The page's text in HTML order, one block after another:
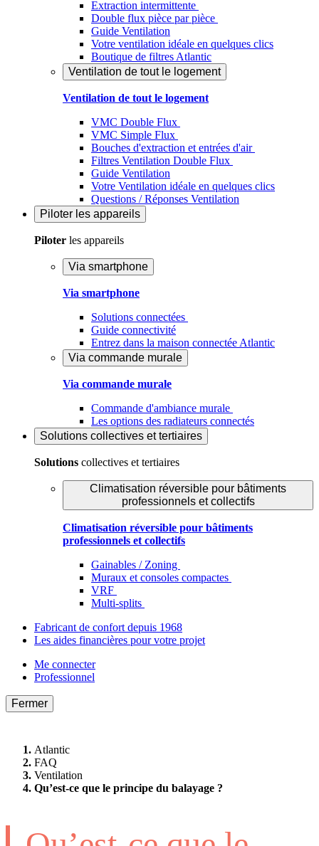
Extraction intermittente
Double flux pièce par pièce
Guide Ventilation
Votre ventilation idéale en quelques clics
Boutique de filtres Atlantic
Ventilation de tout le logement
Ventilation de tout le logement
VMC Double Flux
VMC Simple Flux
Bouches d'extraction et entrées d'air
Filtres Ventilation Double Flux
Guide Ventilation
Votre Ventilation idéale en quelques clics
Questions / Réponses Ventilation
Piloter les appareils
Piloter les appareils
Via smartphone
Via smartphone
Solutions connectées
Guide connectivité
Entrez dans la maison connectée Atlantic
Via commande murale
Via commande murale
Commande d'ambiance murale
Les options des radiateurs connectés
Solutions collectives et tertiaires
Solutions collectives et tertiaires
Climatisation réversible pour bâtiments
professionnels et collectifs
Climatisation réversible pour bâtiments
professionnels et collectifs
Gainables / Zoning
Muraux et consoles compactes
VRF
Multi-splits
Fabricant de confort depuis 1968
Les aides financières pour votre projet
Me connecter
Professionnel
Fermer
Atlantic
FAQ
Ventilation
Qu’est-ce que le principe du balayage ?